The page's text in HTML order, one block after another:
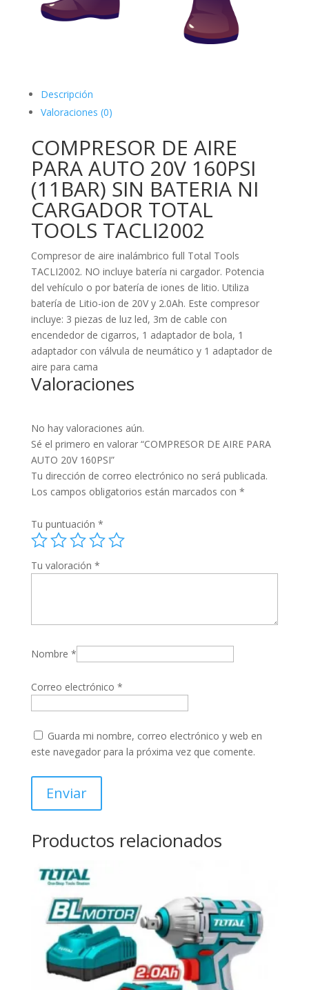
Descripción
Valoraciones (0)
COMPRESOR DE AIRE
PARA AUTO 20V 160PSI
(11BAR) SIN BATERIA NI
CARGADOR TOTAL
TOOLS TACLI2002
Compresor de aire inalámbrico full Total Tools
TACLI2002. NO incluye batería ni cargador. Potencia
del vehículo o por batería de iones de litio. Utiliza
batería de Litio-ion de 20V y 2.0Ah. Este compresor
incluye: 3 piezas de luz led, 3m de cable con
encendedor de cigarros, 1 adaptador de bola, 1
adaptador con válvula de neumático y 1 adaptador de
aire para cama
Valoraciones
No hay valoraciones aún.
Sé el primero en valorar “COMPRESOR DE AIRE PARA
AUTO 20V 160PSI”
Tu dirección de correo electrónico no será publicada.
Los campos obligatorios están marcados con *
Tu puntuación *
Tu valoración *
Nombre *
Correo electrónico *
Guarda mi nombre, correo electrónico y web en
este navegador para la próxima vez que comente.
Productos relacionados